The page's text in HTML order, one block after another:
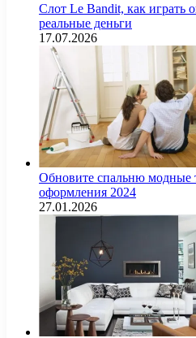
Слот Le Bandit, как играть
реальные деньги
17.07.2026
Обновите спальню модные
оформления 2024
27.01.2026